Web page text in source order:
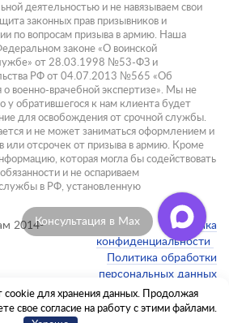
Консультация в Max
деятельностью и не навязываем свои
законных прав призывников и
по вопросам призыва в армию. Наша
законе «О воинской
от 28.03.1998 №53-ФЗ и
РФ от 04.07.2013 №565 «Об
военно-врачебной экспертизе». Мы не
у обратившегося к нам клиента будет
для освобождения от срочной службы.
и не может заниматься оформлением и
или отсрочек от призыва в армию. Кроме
которая могла бы содействовать
и не оспариваем
в РФ, установленную
2014-
Политика
конфиденциальности
Политика обработки
персональных данных
Администратор сайта:
info@pomoshch-prizyvnikam.ru
cookie для хранения данных. Продолжая
свое согласие на работу с этими файлами.